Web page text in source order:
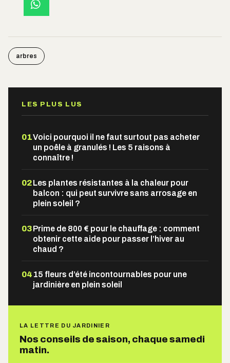
arbres
LES PLUS LUS
01Voici pourquoi il ne faut surtout pas acheter
un poêle à granulés ! Les 5 raisons à
connaître !
02Les plantes résistantes à la chaleur pour
balcon : qui peut survivre sans arrosage en
plein soleil ?
03Prime de 800 € pour le chauffage : comment
obtenir cette aide pour passer l’hiver au
chaud ?
04 15 fleurs d’été incontournables pour une
jardinière en plein soleil
LA LETTRE DU JARDINIER
Nos conseils de saison, chaque samedi
matin.